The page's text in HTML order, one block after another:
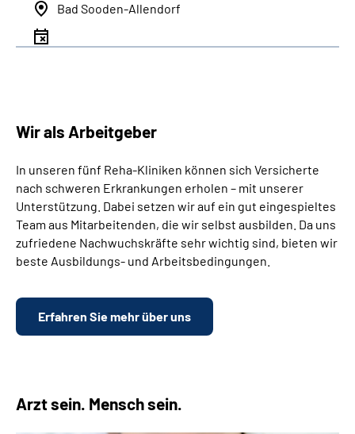
Bad Sooden-Allendorf
Wir als Arbeitgeber
In unseren fünf Reha-Kliniken können sich Versicherte
nach schweren Erkrankungen erholen – mit unserer
Unterstützung. Dabei setzen wir auf ein gut eingespieltes
Team aus Mitarbeitenden, die wir selbst ausbilden. Da uns
zufriedene Nachwuchskräfte sehr wichtig sind, bieten wir
beste Ausbildungs- und Arbeitsbedingungen.
Erfahren Sie mehr über uns
Arzt sein. Mensch sein.